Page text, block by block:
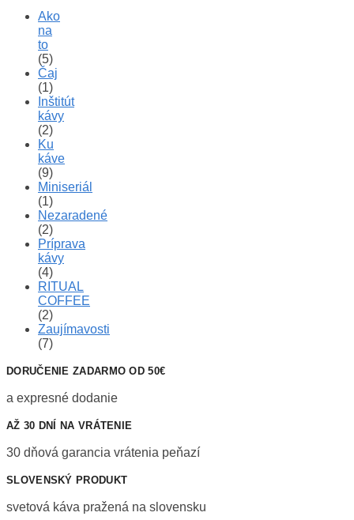
Ako
na
to
(5)
Čaj
(1)
Inštitút
kávy
(2)
Ku
káve
(9)
Miniseriál
(1)
Nezaradené
(2)
Príprava
kávy
(4)
RITUAL
COFFEE
(2)
Zaujímavosti
(7)
DORUČENIE ZADARMO OD 50€
a expresné dodanie
AŽ 30 DNÍ NA VRÁTENIE
30 dňová garancia vrátenia peňazí
SLOVENSKÝ PRODUKT
svetová káva pražená na slovensku